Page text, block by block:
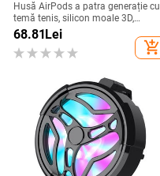
Husă AirPods a patra generație cu
temă tenis, silicon moale 3D,
compatibilă cu AirPods 3 și Pro 2
68.81 Lei
add_shopping_cart